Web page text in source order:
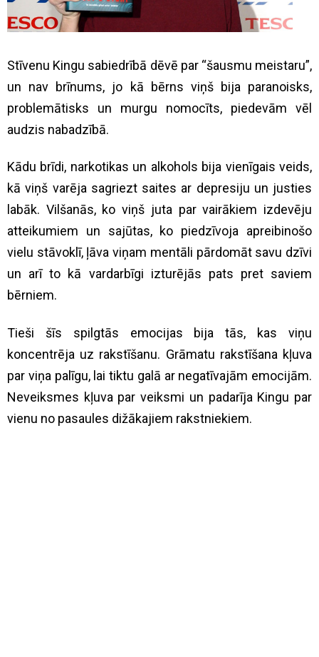
Stīvenu Kingu sabiedrībā dēvē par “šausmu meistaru”,
un nav brīnums, jo kā bērns viņš bija paranoisks,
problemātisks un murgu nomocīts, piedevām vēl
audzis nabadzībā.
Kādu brīdi, narkotikas un alkohols bija vienīgais veids,
kā viņš varēja sagriezt saites ar depresiju un justies
labāk. Vilšanās, ko viņš juta par vairākiem izdevēju
atteikumiem un sajūtas, ko piedzīvoja apreibinošo
vielu stāvoklī, ļāva viņam mentāli pārdomāt savu dzīvi
un arī to kā vardarbīgi izturējās pats pret saviem
bērniem.
Tieši šīs spilgtās emocijas bija tās, kas viņu
koncentrēja uz rakstīšanu. Grāmatu rakstīšana kļuva
par viņa palīgu, lai tiktu galā ar negatīvajām emocijām.
Neveiksmes kļuva par veiksmi un padarīja Kingu par
vienu no pasaules dižākajiem rakstniekiem.